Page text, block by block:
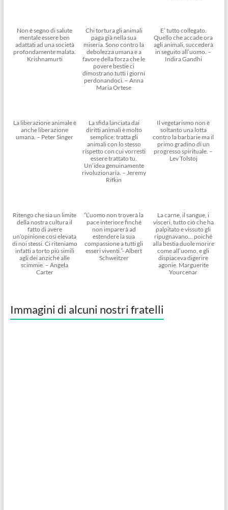
Non è segno di salute
mentale essere ben
adattati ad una società
profondamente malata.
Krishnamurti
Chi tortura gli animali
paga già nella sua
miseria. Sono contro la
debolezza umana e a
favore della forza che le
povere bestie ci
dimostrano tutti i giorni
perdonandoci. – Anna
Maria Ortese
E’ tutto collegato.
Quello che accade ora
agli animali, succederà
in seguito all’uomo. –
Indira Gandhi
La liberazione animale è
anche liberazione
umana. – Peter Singer
La sfida lanciata dai
diritti animali è molto
semplice: tratta gli
animali con lo stesso
rispetto con cui vorresti
essere trattato tu.
Un’idea genuinamente
rivoluzionaria. – Jeremy
Rifkin
Il vegetarismo non è
soltanto una lotta
contro la barbarie ma il
primo gradino di un
progresso spirituale. –
Lev Tolstoj
Ritengo che sia un limite
della nostra cultura il
fatto di avere
un’opinione così elevata
di noi stessi. Ci riteniamo
infatti a torto più simili
agli dei anziché alle
scimmie. – Angela
Carter
“L’uomo non troverà la
pace interiore finché
non imparerà ad
estendere la sua
compassione a tutti gli
esseri viventi.”- Albert
Schweitzer
La carne, il sangue, i
visceri, tutto ciò che ha
palpitato e vissuto gli
ripugnavano… poiché
alla bestia duole morire
come all’uomo, e gli
dispiaceva digerire
agonie. Marguerite
Yourcenar
Immagini di alcuni nostri fratelli